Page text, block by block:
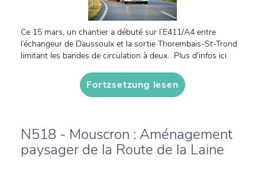
Ce 15 mars, un chantier a débuté sur l’E411/A4 entre
l’échangeur de Daussoulx et la sortie Thorembais-St-Trond
limitant les bandes de circulation à deux. Plus d'infos ici
Fortzsetzung lesen
N518 - Mouscron : Aménagement
paysager de la Route de la Laine